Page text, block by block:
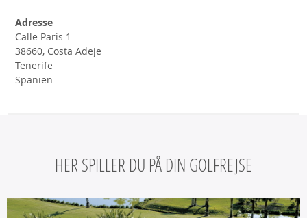
Adresse
Calle Paris 1
38660, Costa Adeje
Tenerife
Spanien
HER SPILLER DU PÅ DIN GOLFREJSE